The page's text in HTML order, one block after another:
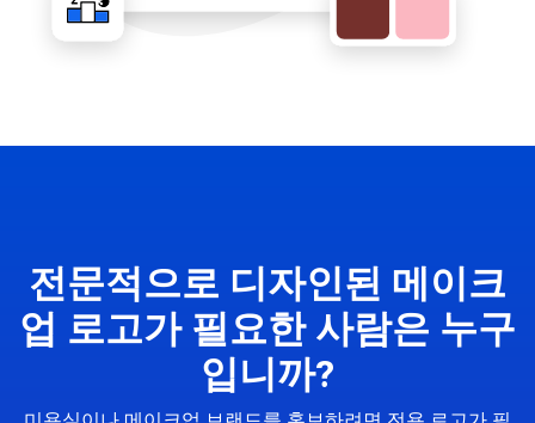
전문적으로 디자인된 메이크
업 로고가 필요한 사람은 누구
입니까?